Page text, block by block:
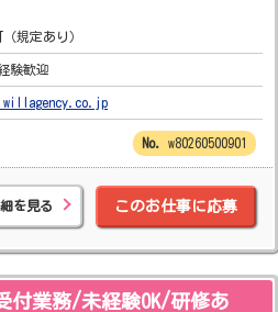
規定あり）
験歓迎
w80260500901
を見る このお仕事に応募
付業務/未経験OK/研修あ